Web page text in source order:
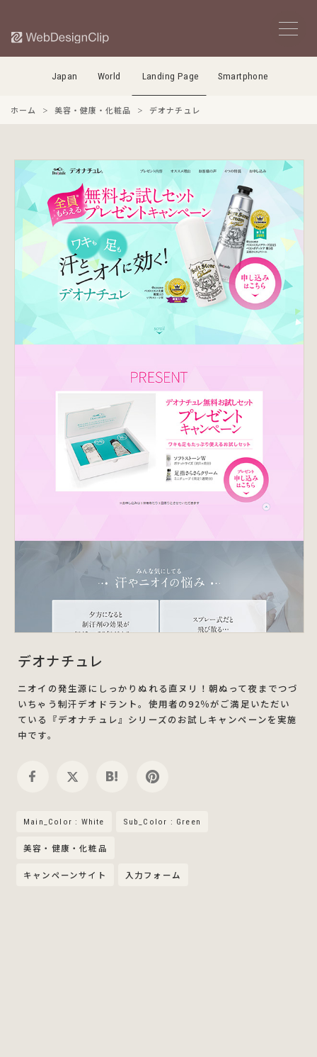
Japan World Landing Page Smartphone
ホーム 美容・健康・化粧品 デオナチュレ
デオナチュレ
ニオイの発生源にしっかりぬれる直ヌリ！朝ぬって夜までつづ
いちゃう制汗デオドラント。使用者の92％がご満足いただい
ている『デオナチュレ』シリーズのお試しキャンペーンを実施
中です。
Main_Color : White Sub_Color : Green
美容・健康・化粧品
キャンペーンサイト 入力フォーム